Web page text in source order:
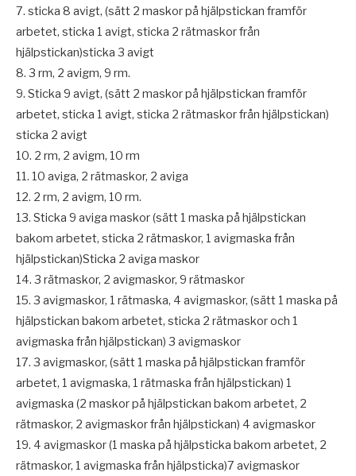
7. sticka 8 avigt, (sätt 2 maskor på hjälpstickan framför
arbetet, sticka 1 avigt, sticka 2 rätmaskor från
hjälpstickan)sticka 3 avigt
8. 3 rm, 2 avigm, 9 rm.
9. Sticka 9 avigt, (sätt 2 maskor på hjälpstickan framför
arbetet, sticka 1 avigt, sticka 2 rätmaskor från hjälpstickan)
sticka 2 avigt
10. 2 rm, 2 avigm, 10 rm
11. 10 aviga, 2 rätmaskor, 2 aviga
12. 2 rm, 2 avigm, 10 rm.
13. Sticka 9 aviga maskor (sätt 1 maska på hjälpstickan
bakom arbetet, sticka 2 rätmaskor, 1 avigmaska från
hjälpstickan)Sticka 2 aviga maskor
14. 3 rätmaskor, 2 avigmaskor, 9 rätmaskor
15. 3 avigmaskor, 1 rätmaska, 4 avigmaskor, (sätt 1 maska på
hjälpstickan bakom arbetet, sticka 2 rätmaskor och 1
avigmaska från hjälpstickan) 3 avigmaskor
17. 3 avigmaskor, (sätt 1 maska på hjälpstickan framför
arbetet, 1 avigmaska, 1 rätmaska från hjälpstickan) 1
avigmaska (2 maskor på hjälpstickan bakom arbetet, 2
rätmaskor, 2 avigmaskor från hjälpstickan) 4 avigmaskor
19. 4 avigmaskor (1 maska på hjälpsticka bakom arbetet, 2
rätmaskor, 1 avigmaska från hjälpsticka)7 avigmaskor